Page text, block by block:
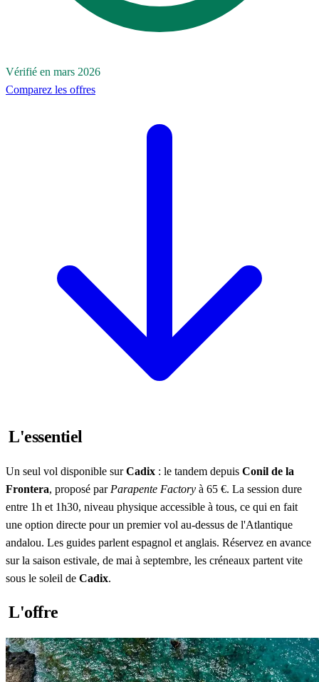
Vérifié en mars 2026
Comparez les offres
L'essentiel
Un seul vol disponible surCadix : le tandem depuis Conil de la
Frontera, proposé par Parapente Factory à 65 €. La session dure
entre 1h et 1h30, niveau physique accessible à tous, ce qui en fait
une option directe pour un premier vol au-dessus de l'Atlantique
andalou. Les guides parlent espagnol et anglais. Réservez en avance
sur la saison estivale, de mai à septembre, les créneaux partent vite
sous le soleil de Cadix.
L'offre